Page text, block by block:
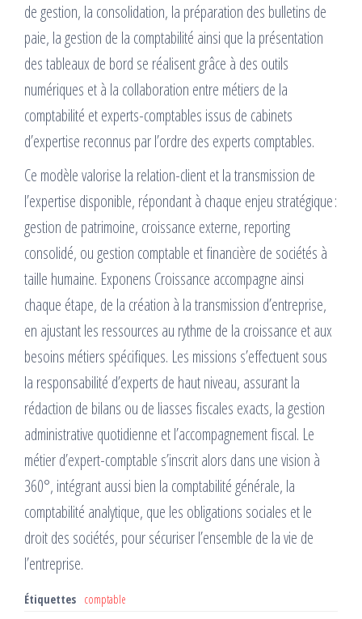
de gestion, la consolidation, la préparation des bulletins de
paie, la gestion de la comptabilité ainsi que la présentation
des tableaux de bord se réalisent grâce à des outils
numériques et à la collaboration entre métiers de la
comptabilité et experts-comptables issus de cabinets
d’expertise reconnus par l’ordre des experts comptables.
Ce modèle valorise la relation-client et la transmission de
l’expertise disponible, répondant à chaque enjeu stratégique :
gestion de patrimoine, croissance externe, reporting
consolidé, ou gestion comptable et financière de sociétés à
taille humaine. Exponens Croissance accompagne ainsi
chaque étape, de la création à la transmission d’entreprise,
en ajustant les ressources au rythme de la croissance et aux
besoins métiers spécifiques. Les missions s’effectuent sous
la responsabilité d’experts de haut niveau, assurant la
rédaction de bilans ou de liasses fiscales exacts, la gestion
administrative quotidienne et l’accompagnement fiscal. Le
métier d’expert-comptable s’inscrit alors dans une vision à
360°, intégrant aussi bien la comptabilité générale, la
comptabilité analytique, que les obligations sociales et le
droit des sociétés, pour sécuriser l’ensemble de la vie de
l’entreprise.
Étiquettes comptable